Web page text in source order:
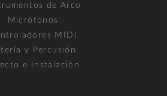
de Arco
Micrófonos
MIDI
y Percusión
e Instalación